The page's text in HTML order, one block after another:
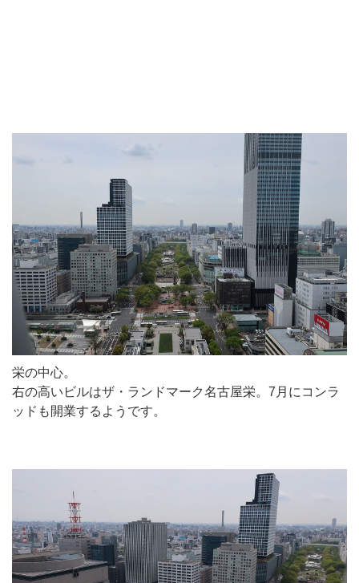
栄の中心。
右の高いビルはザ・ランドマーク名古屋栄。7月にコンラ
ッドも開業するようです。